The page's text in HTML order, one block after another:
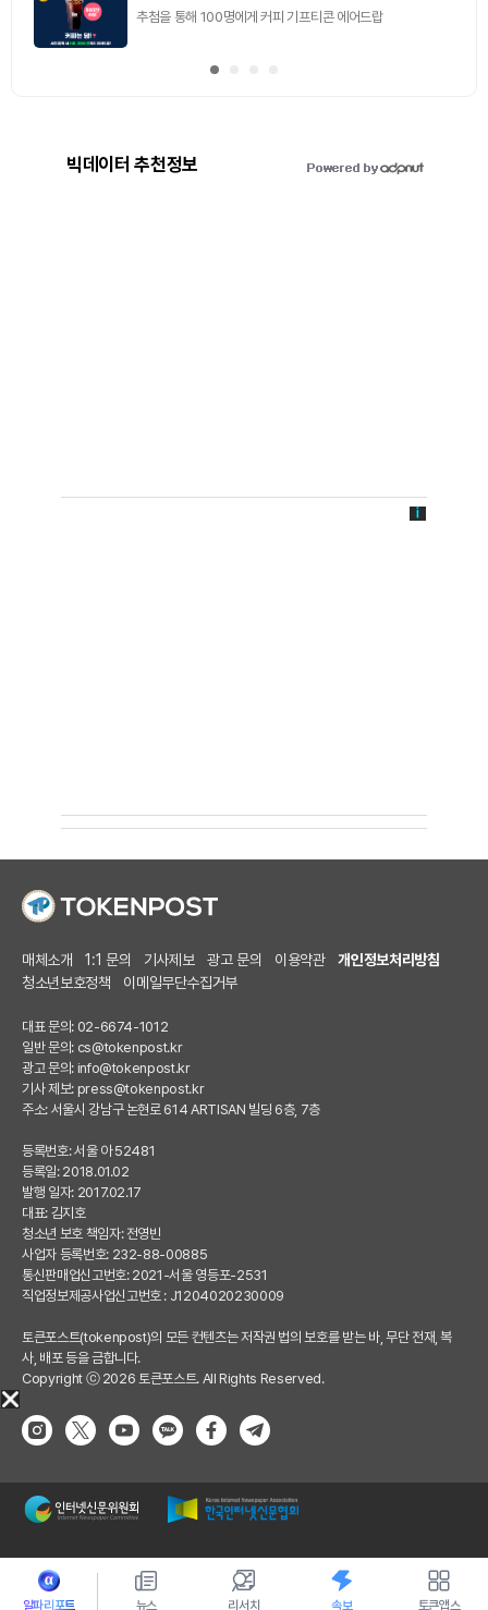
알파리포트 뉴스 리서치 속보 토큰앱스
추첨을 통해 100명에게 커피 기프티콘 에어드랍
빅데이터 추천정보
매체소개 1:1 문의 기사제보 광고 문의 이용약관
개인정보처리방침
청소년보호정책
이메일무단수집거부
대표 문의: 02-6674-1012
일반 문의: cs@tokenpost.kr
광고 문의: info@tokenpost.kr
기사 제보: press@tokenpost.kr
주소: 서울시 강남구 논현로 614 ARTISAN 빌딩 6층, 7층
등록번호: 서울 아 52481
등록일: 2018.01.02
발행 일자: 2017.02.17
대표: 김지호
청소년 보호 책임자: 전영빈
사업자 등록번호: 232-88-00885
통신판매업신고번호: 2021-서울 영등포-2531
직업정보제공사업신고번호 : J1204020230009
토큰포스트(tokenpost)의 모든 컨텐츠는 저작권 법의 보호를 받는 바, 무단 전재, 복
사, 배포 등을 금합니다.
Copyright ⓒ 2026 토큰포스트. All Rights Reserved.